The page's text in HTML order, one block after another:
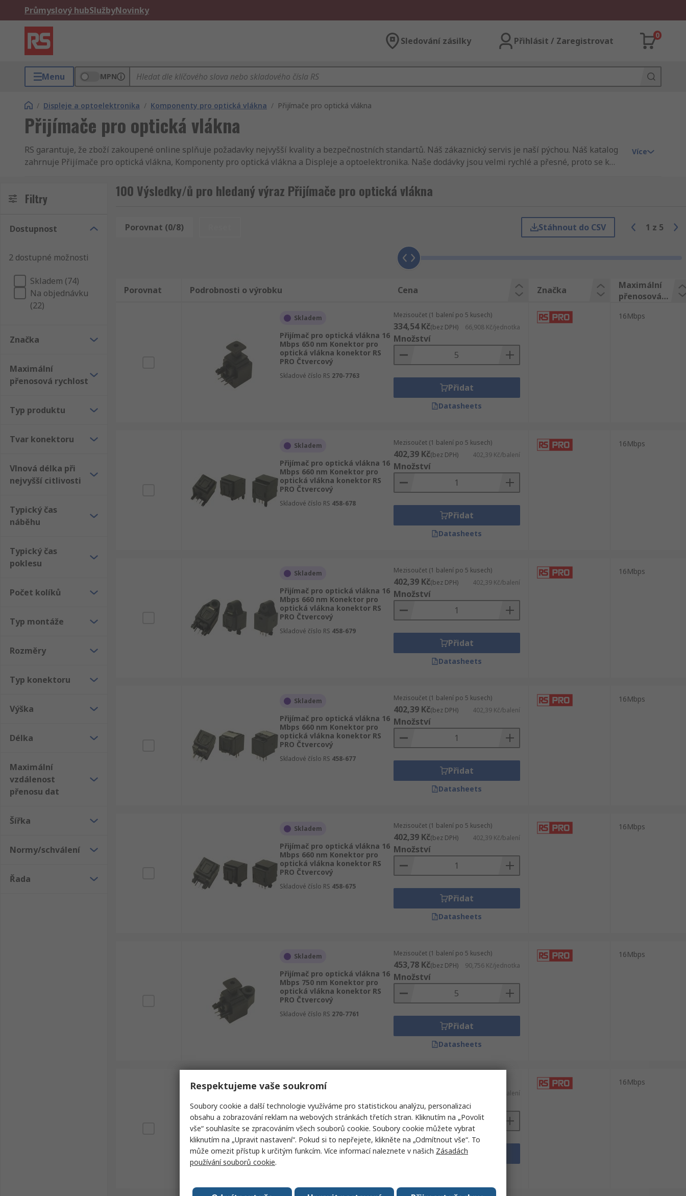
Průmyslový hubSlužbyNovinky
Sledování zásilky Přihlásit / Zaregistrovat
0
Menu MPN
/ Displeje a optoelektronika / Komponenty pro optická vlákna / Přijímače pro optická vlákna
Přijímače pro optická vlákna
RS garantuje, že zboží zakoupené online splňuje požadavky nejvyšší kvality a bezpečnostních standartů. Náš zákaznický servis je naší pýchou. Náš katalog
zahrnuje Přijímače pro optická vlákna, Komponenty pro optická vlákna a Displeje a optoelektronika. Naše dodávky jsou velmi rychlé a přesné, proto se k
Přijímače pro optická vlákna do druhého dne. Samozřejmě myslíme na bezpečnost a všechny Přijímače pro optická vlákna jsou od důvěryhodných výrobců a
dodavatelů. Distribuujeme Komponenty pro optická vlákna a Přijímače pro optická vlákna. Informace ohledně údržby a užití konzultujeme profesionální
sortiment produktů z oblasti Elektronické komponenty, napájení a konektory, dále Přijímače pro optická vlákna, elektrické a průmyslové výrobky.
Prohlédněte si celou nabídku sekce Elektronické komponenty, napájení a konektory. Najdete tam Displeje a optoelektronika a Komponenty pro optická
vlákna. Hledáte určitý Avago Technologies výrobek? Nemůžete najít dodavatele, co je schopný zajistit hromadnou objednávku od Sharp? V naší nabídce
Přijímače pro optická vlákna najdete přes 145.000 součástek, náhradních dílů a příslušenství s možností odeslání ihned a zároveň máte přístup k více než
100.000 dalším výrobkům. Nakupujte u nás online a zjistíte, že naše stránky byly speciálně vyvinuté, aby Váš nákup byl jednoduchý a rychlý. Provedeme Vás
všemi kroky.
Více
Filtry
Dostupnost
2 dostupné možnosti
Skladem (74)
Na objednávku
(22)
Značka
Maximální
přenosová rychlost
Typ produktu
Tvar konektoru
Vlnová délka při
nejvyšší citlivosti
Typický čas
náběhu
Typický čas
poklesu
Počet kolíků
Typ montáže
Rozměry
Typ konektoru
Výška
Délka
Maximální
vzdálenost
přenosu dat
Šířka
Normy/schválení
Řada
100 Výsledky/ů pro hledaný výraz Přijímače pro optická vlákna
Porovnat (0/8) Stáhnout do CSV 1 z 5
Porovnat Podrobnosti o výrobku Cena Značka
Maximální
přenosová
Skladem
Přijímač pro optická vlákna 16
Mbps 650 nm Konektor pro
optická vlákna konektor RS
PRO Čtvercový
Skladové číslo RS 270-7763
Mezisoučet (1 balení po 5 kusech)
334,54 Kč(bez DPH) 66,908 Kč/jednotka
Množství
Přidat
Datasheets
16Mbps
Skladem
Přijímač pro optická vlákna 16
Mbps 660 nm Konektor pro
optická vlákna konektor RS
PRO Čtvercový
Skladové číslo RS 458-678
Mezisoučet (1 balení po 5 kusech)
402,39 Kč(bez DPH) 402,39 Kč/balení
Množství
Přidat
Datasheets
16Mbps
Skladem
Přijímač pro optická vlákna 16
Mbps 660 nm Konektor pro
optická vlákna konektor RS
PRO Čtvercový
Skladové číslo RS 458-679
Mezisoučet (1 balení po 5 kusech)
402,39 Kč(bez DPH) 402,39 Kč/balení
Množství
Přidat
Datasheets
16Mbps
Skladem
Přijímač pro optická vlákna 16
Mbps 660 nm Konektor pro
optická vlákna konektor RS
PRO Čtvercový
Skladové číslo RS 458-677
Mezisoučet (1 balení po 5 kusech)
402,39 Kč(bez DPH) 402,39 Kč/balení
Množství
Přidat
Datasheets
16Mbps
Skladem
Přijímač pro optická vlákna 16
Mbps 660 nm Konektor pro
optická vlákna konektor RS
PRO Čtvercový
Skladové číslo RS 458-675
Mezisoučet (1 balení po 5 kusech)
402,39 Kč(bez DPH) 402,39 Kč/balení
Množství
Přidat
Datasheets
16Mbps
Skladem
Přijímač pro optická vlákna 16
Mbps 750 nm Konektor pro
optická vlákna konektor RS
PRO Čtvercový
Skladové číslo RS 270-7761
Mezisoučet (1 balení po 5 kusech)
453,78 Kč(bez DPH) 90,756 Kč/jednotka
Množství
Přidat
Datasheets
16Mbps
Skladem
Přijímač pro optická vlákna 16
Mbps 660 nm Konektor pro
optická vlákna konektor RS
PRO Čtvercový
Skladové číslo RS458-680
402,39 Kč/balení
Množství
Přidat
16Mbps
Respektujeme vaše soukromí
Soubory cookie a další technologie využíváme pro statistickou analýzu, personalizaci
obsahu a zobrazování reklam na webových stránkách třetích stran. Kliknutím na „Povolit
vše“ souhlasíte se zpracováním všech souborů cookie. Soubory cookie můžete vybrat
kliknutím na „Upravit nastavení“. Pokud si to nepřejete, klikněte na „Odmítnout vše“. To
může omezit přístup k určitým funkcím. Více informací naleznete v našich Zásadách
používání souborů cookie.